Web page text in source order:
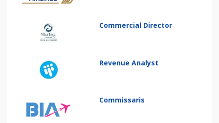
Commercial Director
Revenue Analyst
Commissaris